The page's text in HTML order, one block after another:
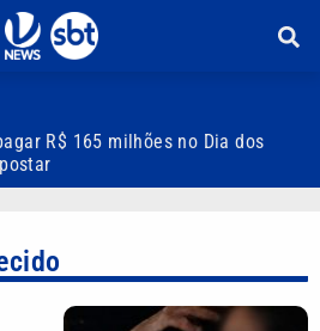
R$ 165 milhões no Dia dos